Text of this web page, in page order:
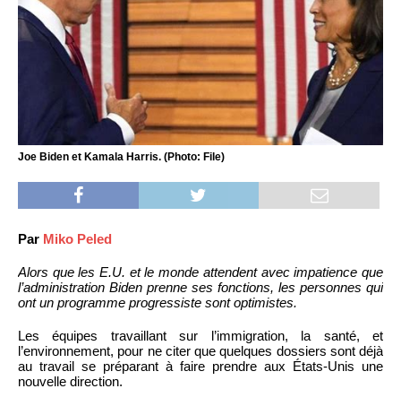
Joe Biden et Kamala Harris. (Photo: File)
Par Miko Peled
Alors que les E.U. et le monde attendent avec impatience que
l’administration Biden prenne ses fonctions, les personnes qui
ont un programme progressiste sont optimistes.
Les équipes travaillant sur l’immigration, la santé, et
l’environnement, pour ne citer que quelques dossiers sont déjà
au travail se préparant à faire prendre aux États-Unis une
nouvelle direction.